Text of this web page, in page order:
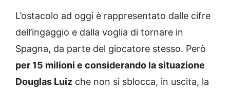
L’ostacolo ad oggi è rappresentato dalle cifre
dell’ingaggio e dalla voglia di tornare in
Spagna, da parte del giocatore stesso. Però
per 15 milioni e considerando la situazione
Douglas Luiz che non si sblocca, in uscita, la